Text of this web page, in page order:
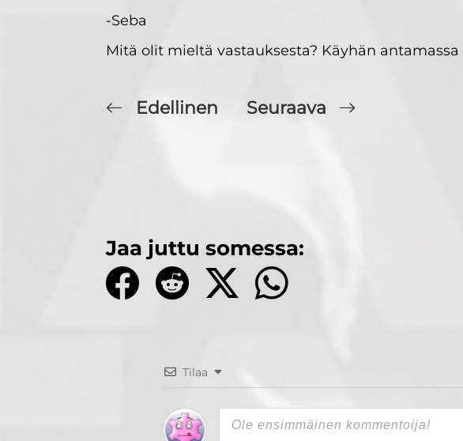
-Seba
Mitä olit mieltä vastauksesta? Käyhän antamassa
Edellinen Seuraava
Jaa juttu somessa:
Tilaa